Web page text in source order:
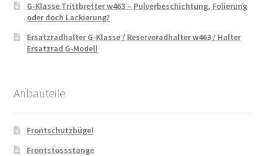
G-Klasse Trittbretter w463 – Pulverbeschichtung, Folierung
oder doch Lackierung?
Ersatzradhalter G-Klasse / Reserveradhalter w463 / Halter
Ersatzrad G-Modell
Anbauteile
Frontschutzbügel
Frontstossstange